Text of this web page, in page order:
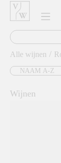
Alle wijnen /
Wijnen